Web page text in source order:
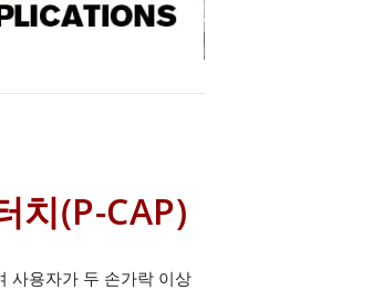
치(P-CAP)
사용자가 두 손가락 이상